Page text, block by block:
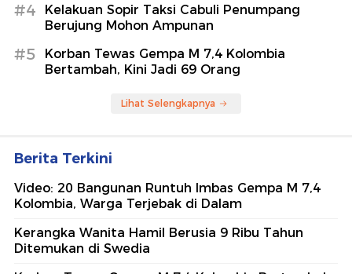
#4
Kelakuan Sopir Taksi Cabuli Penumpang
Berujung Mohon Ampunan
#5
Korban Tewas Gempa M 7,4 Kolombia
Bertambah, Kini Jadi 69 Orang
Lihat Selengkapnya
Berita Terkini
Video: 20 Bangunan Runtuh Imbas Gempa M 7,4
Kolombia, Warga Terjebak di Dalam
Kerangka Wanita Hamil Berusia 9 Ribu Tahun
Ditemukan di Swedia